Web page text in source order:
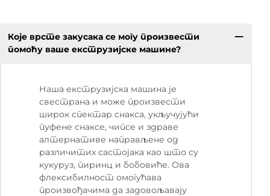
Које врсте закусака се могу произвести
помоћу ваше екструзијске машине?
Наша екструзијска машина је
свестрана и може произвести
широк спектар снакса, укључујући
пуфене снаксе, чипсе и здраве
алтернативе направљене од
различитих састојака као што су
кукуруз, пиринц и бобовиће. Ова
флексибилност омогућава
произвођачима да задовољавају